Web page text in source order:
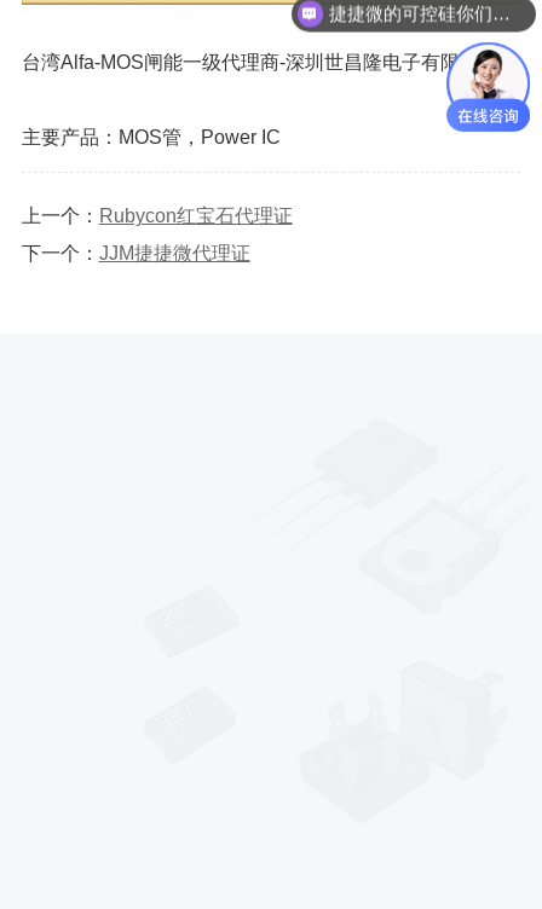
台湾Alfa-MOS闸能一级代理商-深圳世昌隆电子有限公司
主要产品：MOS管，Power IC
上一个： Rubycon红宝石代理证
下一个： JJM捷捷微代理证
捷捷微的可控硅你们代理吗？